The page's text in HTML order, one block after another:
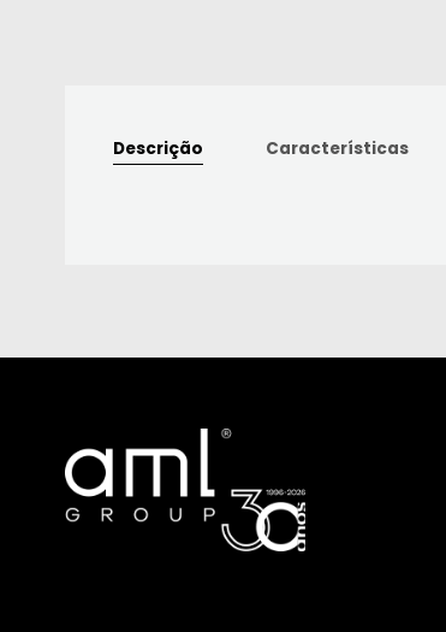
Descrição Características